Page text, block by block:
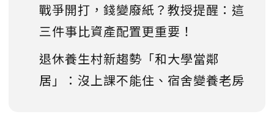
戰爭開打，錢變廢紙？教授提醒：這
三件事比資產配置更重要！
退休養生村新趨勢「和大學當鄰
居」：沒上課不能住、宿舍變養老房